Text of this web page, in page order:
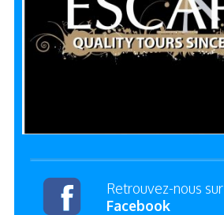
Retrouvez-nous sur
Facebook